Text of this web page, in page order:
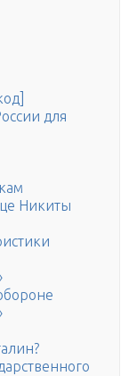
для
Никиты